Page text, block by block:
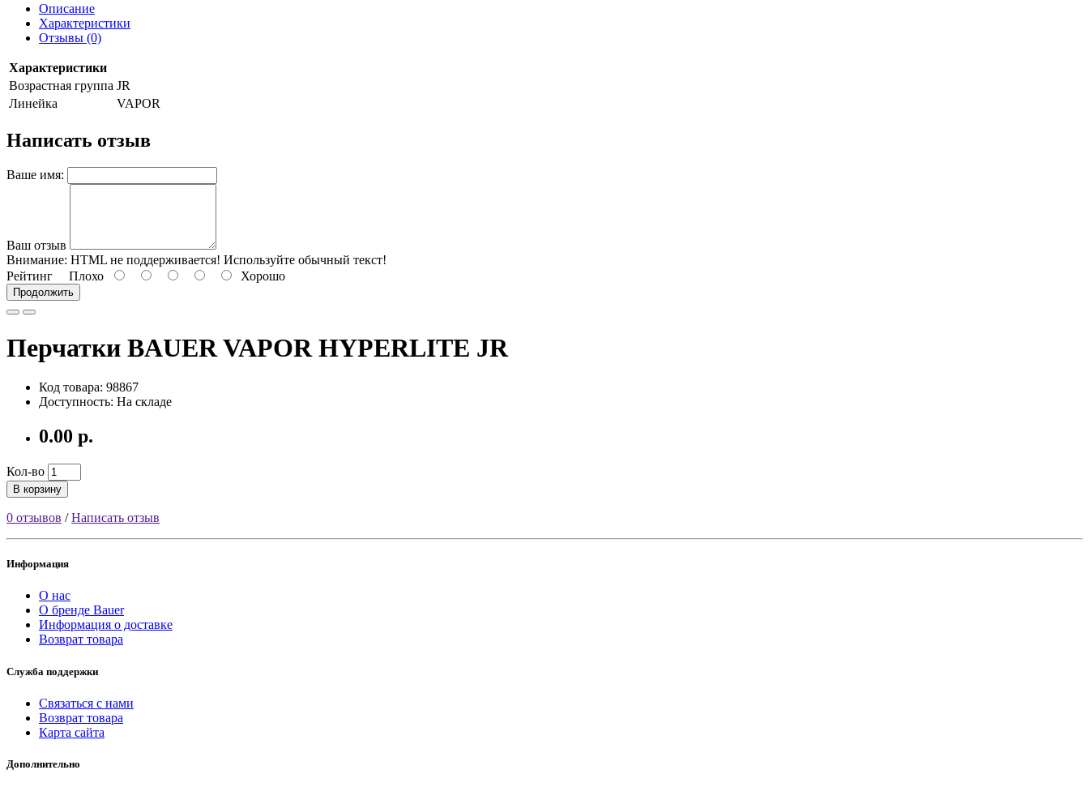
Описание
Характеристики
Отзывы (0)
Характеристики
Возрастная группа JR
Линейка
VAPOR
Написать отзыв
Ваше имя:
Ваш отзыв
Внимание: HTML не поддерживается! Используйте обычный текст!
Рейтинг Плохо Хорошо
Продолжить
Перчатки BAUER VAPOR HYPERLITE JR
Код товара: 98867
Доступность: На складе
0.00 р.
Кол-во
В корзину
0 отзывов /Написать отзыв
Информация
О нас
О бренде Bauer
Информация о доставке
Возврат товара
Служба поддержки
Связаться с нами
Возврат товара
Карта сайта
Дополнительно